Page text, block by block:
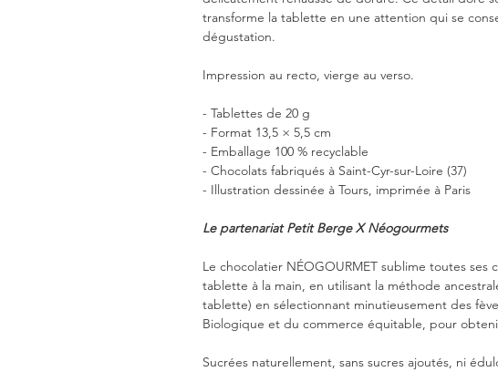
transforme la tablette en une attention qui se
dégustation.
Impression au recto, vierge au verso.
- Tablettes de 20 g
- Format 13,5 × 5,5 cm
- Emballage 100 % recyclable
- Chocolats fabriqués à Saint-Cyr-sur-Loire (37)
- Illustration dessinée à Tours, imprimée à Paris
Le partenariat Petit Berge X Néogourmets
Le chocolatier NÉOGOURMET sublime toutes ses
tablette à la main, en utilisant la méthode
tablette) en sélectionnant minutieusement des
Biologique et du commerce équitable, pour
Sucrées naturellement, sans sucres ajoutés, ni